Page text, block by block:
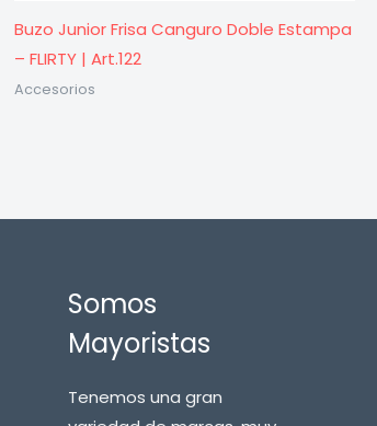
Buzo Junior Frisa Canguro Doble Estampa
– FLIRTY | Art.122
Accesorios
Somos
Mayoristas
Tenemos una gran